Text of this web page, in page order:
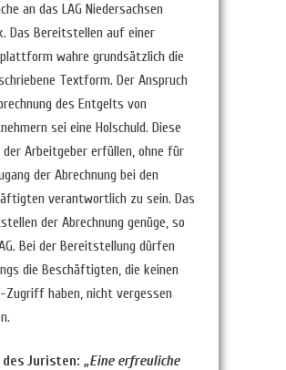
an das LAG Niedersachsen
Das Bereitstellen auf einer
wahre grundsätzlich die
Textform. Der Anspruch
des Entgelts von
sei eine Holschuld. Diese
der Arbeitgeber erfüllen, ohne für
der Abrechnung bei den
verantwortlich zu sein. Das
der Abrechnung genüge, so
Bei der Bereitstellung dürfen
die Beschäftigten, die keinen
Zugriff haben, nicht vergessen
Juristen: „Eine erfreuliche